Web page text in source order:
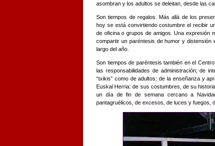
asombran y los adultos se deleitan, desde las
Son tiempos de regalos. Más allá de los
hoy se está convirtiendo costumbre el recibir
de oficina o grupos de amigos. Una expresión
compartir un paréntesis de humor y
largo del año.
Son tiempos de paréntesis también en el
las responsabilidades de administración; de
“txikis” como de adultos; de la enseñanza y
Euskal Herria: de sus costumbres, de su
un día de fin de semana cercano a
pantagruélicos, de excesos, de luces y fuegos,